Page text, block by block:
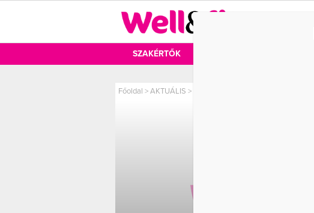
SZAKÉRTŐK
Főoldal >AKTUÁLIS >